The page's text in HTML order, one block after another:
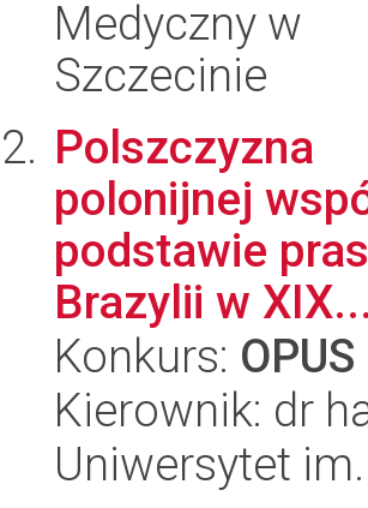
Medyczny w
Szczecinie
Polszczyzna
polonijnej
podstawie
Brazylii w XIX...
Konkurs:
Kierownik: dr
Uniwersytet